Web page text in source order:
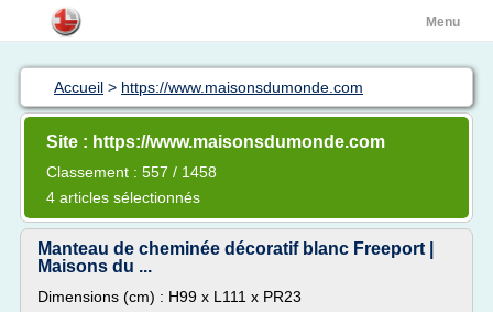
Menu
Accueil > https://www.maisonsdumonde.com
Site : https://www.maisonsdumonde.com
Classement : 557 / 1458
4 articles sélectionnés
Manteau de cheminée décoratif blanc Freeport |
Maisons du ...
Dimensions (cm) : H99 x L111 x PR23